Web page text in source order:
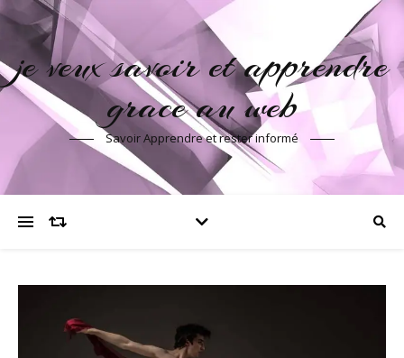
je veux savoir et apprendre
grace au web
Savoir Apprendre et rester informé